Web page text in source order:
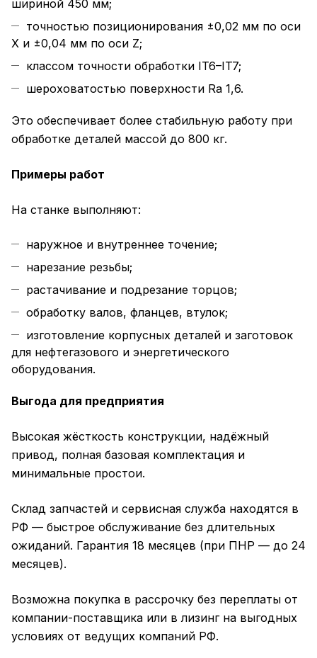
шириной 450 мм;
точностью позиционирования ±0,02 мм по оси
X и ±0,04 мм по оси Z;
классом точности обработки IT6–IT7;
шероховатостью поверхности Ra 1,6.
Это обеспечивает более стабильную работу при
обработке деталей массой до 800 кг.
Примеры работ
На станке выполняют:
наружное и внутреннее точение;
нарезание резьбы;
растачивание и подрезание торцов;
обработку валов, фланцев, втулок;
изготовление корпусных деталей и заготовок
для нефтегазового и энергетического
оборудования.
Выгода для предприятия
Высокая жёсткость конструкции, надёжный
привод, полная базовая комплектация и
минимальные простои.
Склад запчастей и сервисная служба находятся в
РФ — быстрое обслуживание без длительных
ожиданий. Гарантия 18 месяцев (при ПНР — до 24
месяцев).
Возможна покупка в рассрочку без переплаты от
компании-поставщика или в лизинг на выгодных
условиях от ведущих компаний РФ.